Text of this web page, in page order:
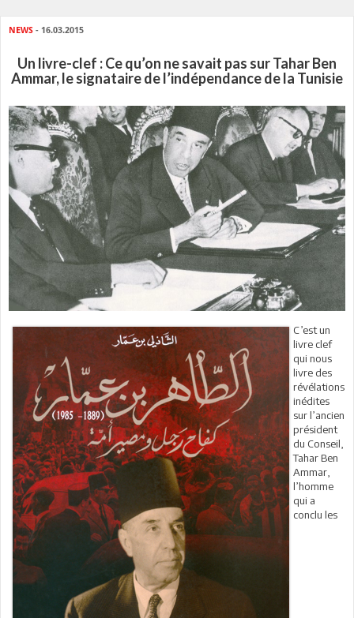
NEWS - 16.03.2015
Un livre-clef : Ce qu’on ne savait pas sur Tahar Ben
Ammar, le signataire de l’indépendance de la Tunisie
C’est un
livre clef
qui nous
livre des
révélations
inédites
sur l’ancien
président
du Conseil,
Tahar Ben
Ammar,
l’homme
qui a
conclu les